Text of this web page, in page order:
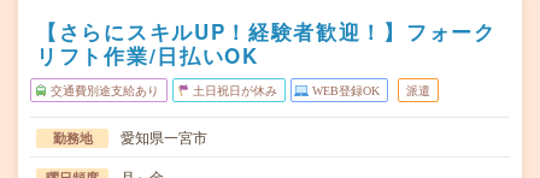
【さらにスキルUP！経験者歓迎！】フォーク
リフト作業/日払いOK
交通費別途支給あり 土日祝日が休み WEB登録OK 派遣
勤務地 愛知県一宮市